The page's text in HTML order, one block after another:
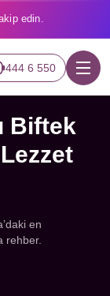
edin.
444 6 550
Biftek
en
rehber.